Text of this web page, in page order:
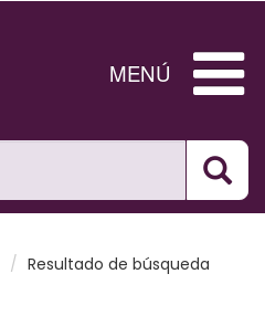
MENÚ
Resultado de búsqueda